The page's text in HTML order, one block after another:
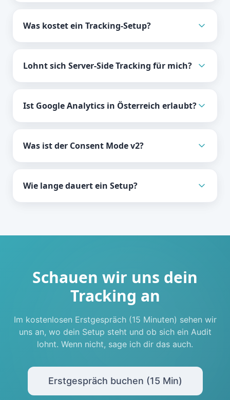
Was kostet ein Tracking-Setup?
Lohnt sich Server-Side Tracking für mich?
Ist Google Analytics in Österreich erlaubt?
Was ist der Consent Mode v2?
Wie lange dauert ein Setup?
Schauen wir uns dein
Tracking an
Im kostenlosen Erstgespräch (15 Minuten) sehen wir
uns an, wo dein Setup steht und ob sich ein Audit
lohnt. Wenn nicht, sage ich dir das auch.
Erstgespräch buchen (15 Min)